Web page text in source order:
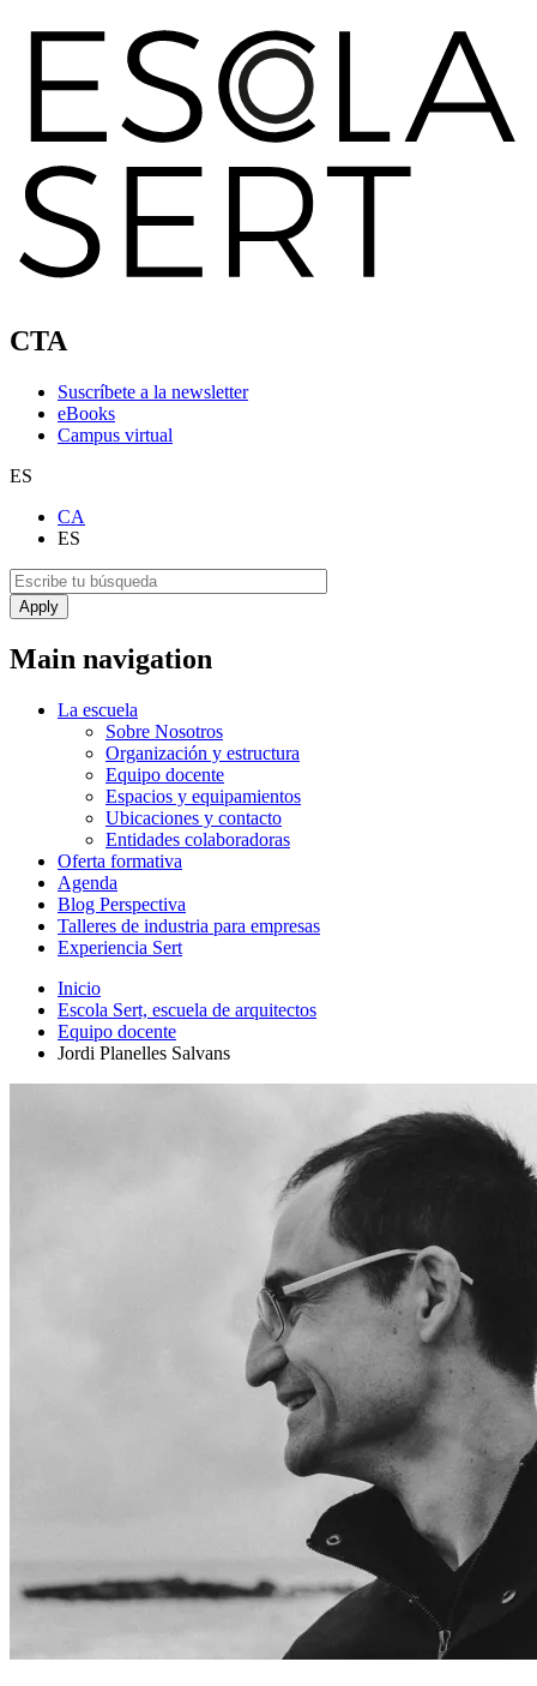
CTA
Suscríbete a la newsletter
eBooks
Campus virtual
ES
CA
ES
Main navigation
La escuela
Sobre Nosotros
Organización y estructura
Equipo docente
Espacios y equipamientos
Ubicaciones y contacto
Entidades colaboradoras
Oferta formativa
Agenda
Blog Perspectiva
Talleres de industria para empresas
Experiencia Sert
Inicio
Escola Sert, escuela de arquitectos
Equipo docente
Jordi Planelles Salvans